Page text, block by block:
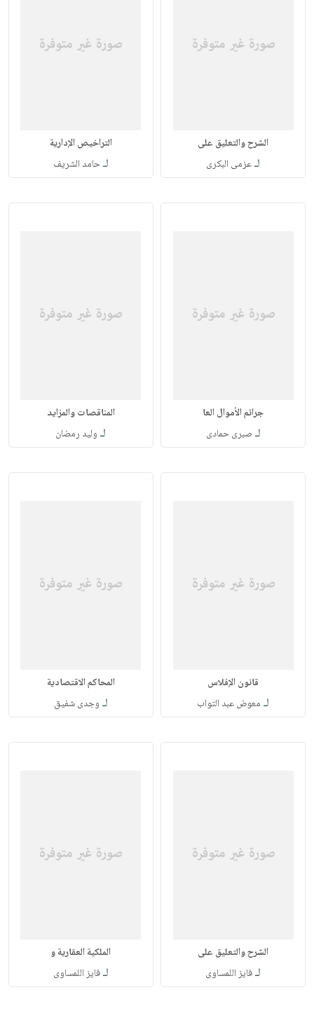
الشرح والتعليق على
لـعزمى البكرى
التراخيص الإدارية
لـحامد الشريف
جرائم الأموال العا
لـ صبرى حمادى
المناقصات والمزايد
لـ وليد رمضان
قانون الإفلاس
لـ معوض عبد التواب
المحاكم الاقتصادية
لـ وجدى شفيق
الشرح والتعليق على
لـفايز اللمساوى
الملكية العقارية و
لـفايز اللمساوى